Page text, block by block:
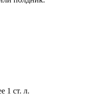
1 ст. л.